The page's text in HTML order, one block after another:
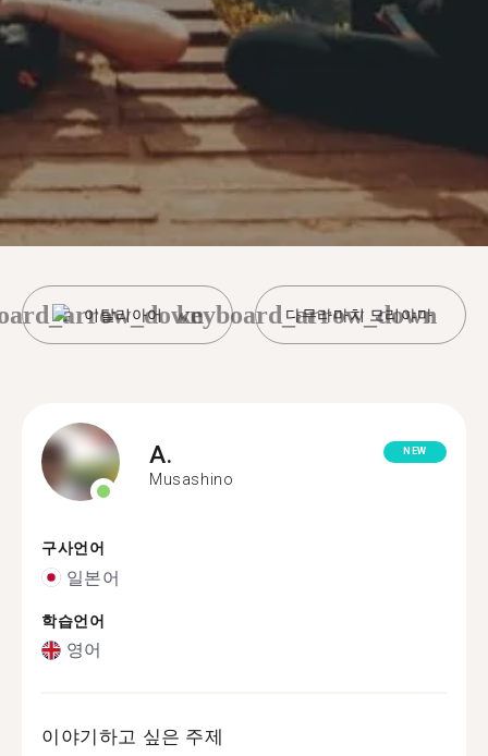
이탈리아어 다무라마치 모리야마
keyboard_arrow_down
A.
Musashino
NEW
구사언어
일본어
학습언어
영어
이야기하고 싶은 주제